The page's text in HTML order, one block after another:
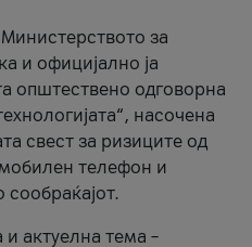
за
и официјално ја
општествено одговорна
насочена
свест за ризиците од
телефон и
сообраќајот.
актуелна тема –